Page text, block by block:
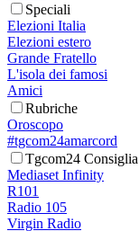
Speciali
Elezioni Italia
Elezioni estero
Grande Fratello
L'isola dei famosi
Amici
Rubriche
Oroscopo
#tgcom24amarcord
Tgcom24 Consiglia
Mediaset Infinity
R101
Radio 105
Virgin Radio